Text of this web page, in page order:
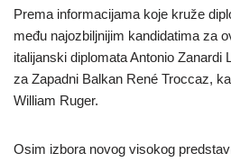
Prema informacijama koje kruže
među najozbiljnijim kandidatima za
italijanski diplomata Antonio Zanardi
za Zapadni Balkan René Troccaz,
William Ruger.
Osim izbora novog visokog